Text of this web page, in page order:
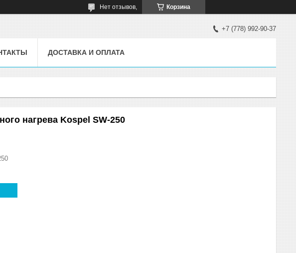
Корзина
Нет отзывов,
+7 (778) 992-90-37
ДОСТАВКА И ОПЛАТА
нагрева Kospel SW-250